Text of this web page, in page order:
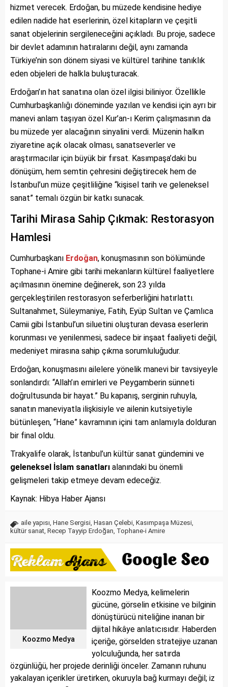
hizmet verecek. Erdoğan, bu müzede kendisine hediye
edilen nadide hat eserlerinin, özel kitapların ve çeşitli
sanat objelerinin sergileneceğini açıkladı. Bu proje, sadece
bir devlet adamının hatıralarını değil, aynı zamanda
Türkiye’nin son dönem siyasi ve kültürel tarihine tanıklık
eden objeleri de halkla buluşturacak.
Erdoğan’ın hat sanatına olan özel ilgisi biliniyor. Özellikle
Cumhurbaşkanlığı döneminde yazılan ve kendisi için ayrı bir
manevi anlam taşıyan özel Kur’an-ı Kerim çalışmasının da
bu müzede yer alacağının sinyalini verdi. Müzenin halkın
ziyaretine açık olacak olması, sanatseverler ve
araştırmacılar için büyük bir fırsat. Kasımpaşa’daki bu
dönüşüm, hem semtin çehresini değiştirecek hem de
İstanbul’un müze çeşitliliğine “kişisel tarih ve geleneksel
sanat” temalı özgün bir katkı sunacak.
Tarihi Mirasa Sahip Çıkmak: Restorasyon
Hamlesi
Cumhurbaşkanı Erdoğan, konuşmasının son bölümünde
Tophane-i Amire gibi tarihi mekanların kültürel faaliyetlere
açılmasının önemine değinerek, son 23 yılda
gerçekleştirilen restorasyon seferberliğini hatırlattı.
Sultanahmet, Süleymaniye, Fatih, Eyüp Sultan ve Çamlıca
Camii gibi İstanbul’un siluetini oluşturan devasa eserlerin
korunması ve yenilenmesi, sadece bir inşaat faaliyeti değil,
medeniyet mirasına sahip çıkma sorumluluğudur.
Erdoğan, konuşmasını ailelere yönelik manevi bir tavsiyeyle
sonlandırdı: “Allah’ın emirleri ve Peygamberin sünneti
doğrultusunda bir hayat.” Bu kapanış, serginin ruhuyla,
sanatın maneviyatla ilişkisiyle ve ailenin kutsiyetiyle
bütünleşen, “Hane” kavramının içini tam anlamıyla dolduran
bir final oldu.
Trakyalife olarak, İstanbul’un kültür sanat gündemini ve
geleneksel İslam sanatları alanındaki bu önemli
gelişmeleri takip etmeye devam edeceğiz.
Kaynak: Hibya Haber Ajansı
aile yapısı, Hane Sergisi, Hasan Çelebi, Kasımpaşa Müzesi,
kültür sanat, Recep Tayyip Erdoğan, Tophane-i Amire
Koozmo Medya
Koozmo Medya, kelimelerin
gücüne, görselin etkisine ve bilginin
dönüştürücü niteliğine inanan bir
dijital hikâye anlatıcısıdır. Haberden
içeriğe, görselden stratejiye uzanan
yolculuğunda, her satırda
özgünlüğü, her projede derinliği önceler. Zamanın ruhunu
yakalayan içerikler üretirken, okuruyla bağ kurmayı değil; iz